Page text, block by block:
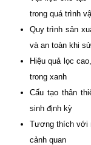
trong quá trình
Quy trình sản
và an toàn khi
Hiệu quả lọc
trong xanh
Cấu tạo thân
sinh định kỳ
Tương thích với
cảnh quan